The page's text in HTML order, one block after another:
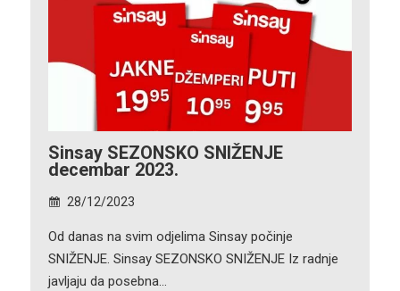
Sinsay SEZONSKO SNIŽENJE
decembar 2023.
28/12/2023
Od danas na svim odjelima Sinsay počinje
SNIŽENJE. Sinsay SEZONSKO SNIŽENJE Iz radnje
javljaju da posebna…